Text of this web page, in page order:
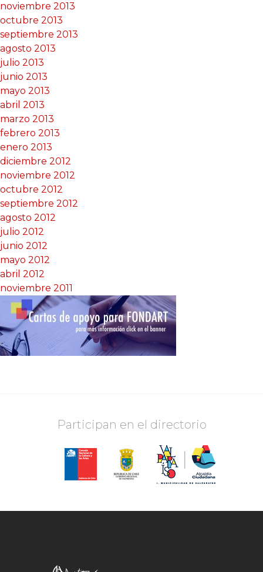
noviembre 2013
octubre 2013
septiembre 2013
agosto 2013
julio 2013
junio 2013
mayo 2013
abril 2013
marzo 2013
febrero 2013
enero 2013
diciembre 2012
noviembre 2012
octubre 2012
septiembre 2012
agosto 2012
julio 2012
junio 2012
mayo 2012
abril 2012
noviembre 2011
Participan en el directorio